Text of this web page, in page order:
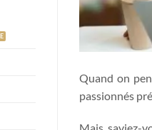
Quand on
passionnés